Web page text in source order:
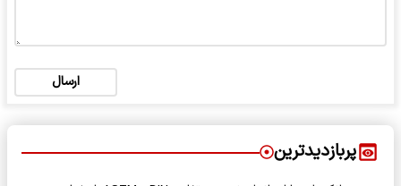
ارسال
پربازدیدترین